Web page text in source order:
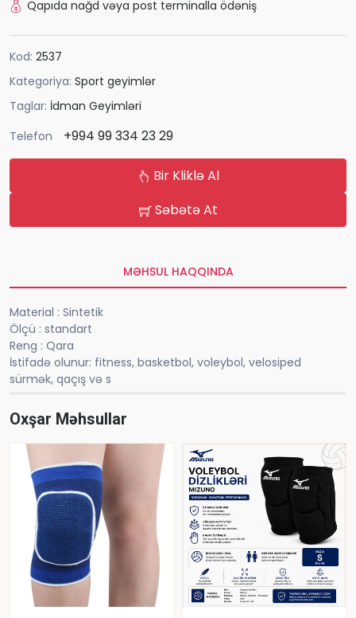
Qapıda nağd vəya post terminalla ödəniş
Kod: 2537
Kategoriya: Sport geyimlər
Taglar: İdman Geyimləri
Telefon
+994 99 334 23 29
Bir Kliklə Al
Səbətə At
MƏHSUL HAQQINDA
Material : Sintetik
Ölçü : standart
Reng : Qara
İstifadə olunur: fitness, basketbol, ​​voleybol, velosiped
sürmək, qaçış və s
Oxşar Məhsullar